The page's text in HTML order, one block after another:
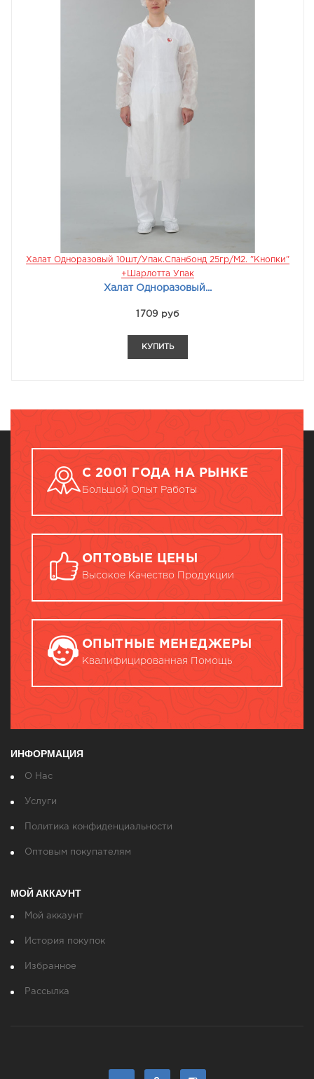
Халат Одноразовый 10шт/упак.Спанбонд 25гр/м2. "кнопки"
+Шарлотта Упак
Халат Одноразовый...
1709 руб
КУПИТЬ
С 2001 ГОДА НА РЫНКЕ
Большой Опыт Работы
ОПТОВЫЕ ЦЕНЫ
Высокое Качество Продукции
ОПЫТНЫЕ МЕНЕДЖЕРЫ
Квалифицированная Помощь
ИНФОРМАЦИЯ
О Нас
Услуги
Политика конфиденциальности
Оптовым покупателям
МОЙ АККАУНТ
Мой аккаунт
История покупок
Избранное
Рассылка